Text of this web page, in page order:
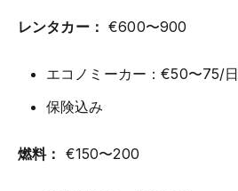
レンタカー： €600〜900
エコノミーカー：€50〜75/日
保険込み
燃料： €150〜200